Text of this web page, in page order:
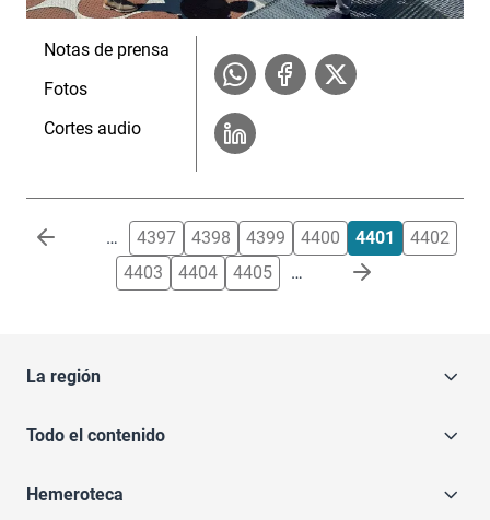
Notas de prensa
Fotos
Cortes audio
Paginación … 4397 4398 4399 4400 4401
4402
4403
4404 4405 …
La región
Todo el contenido
Hemeroteca